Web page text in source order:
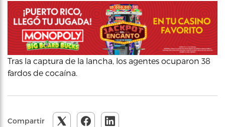
Tras la captura de la lancha, los agentes ocuparon 38
fardos de cocaína.
Compartir